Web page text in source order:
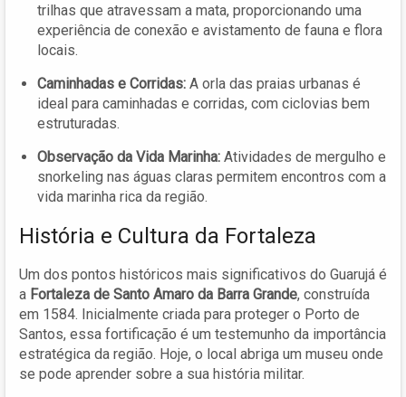
trilhas que atravessam a mata, proporcionando uma
experiência de conexão e avistamento de fauna e flora
locais.
Caminhadas e Corridas: A orla das praias urbanas é
ideal para caminhadas e corridas, com ciclovias bem
estruturadas.
Observação da Vida Marinha: Atividades de mergulho e
snorkeling nas águas claras permitem encontros com a
vida marinha rica da região.
História e Cultura da Fortaleza
Um dos pontos históricos mais significativos do Guarujá é
a Fortaleza de Santo Amaro da Barra Grande, construída
em 1584. Inicialmente criada para proteger o Porto de
Santos, essa fortificação é um testemunho da importância
estratégica da região. Hoje, o local abriga um museu onde
se pode aprender sobre a sua história militar.